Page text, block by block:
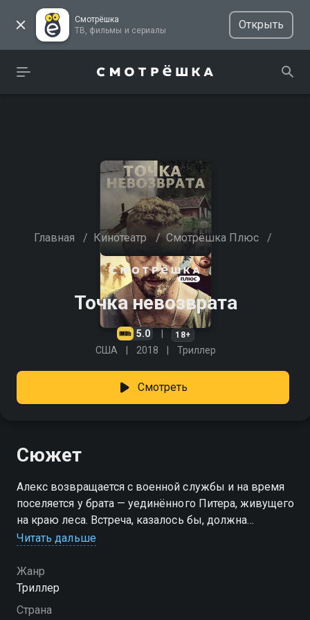
Смотрёшка
ТВ, фильмы и сериалы
Открыть
Главная / Кинотеатр / Смотрёшка Плюс /
Точка невозврата
5.0 18+
США 2018 Триллер
Смотреть
Сюжет
Алекс возвращается с военной службы и на время
поселяется у брата — уединённого Питера, живущего
на краю леса. Встреча, казалось бы, должна
принести тепло, но вместо этого появляются
вспыльчив и пугающе отстранён. По ночам его
мучают приступы: он вскакивает с постели,
бормочет числа, словно заученные мантры, и
Читать дальше
Жанр
Триллер
Страна